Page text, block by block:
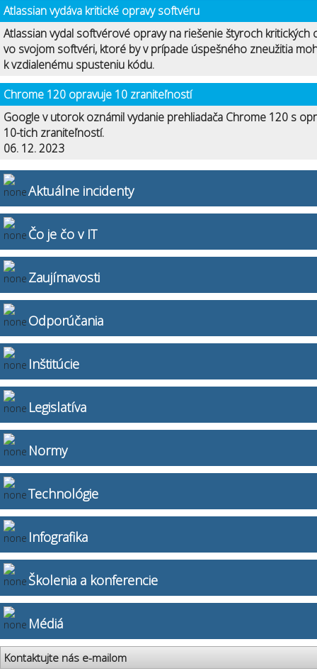
Atlassian vydáva kritické opravy softvéru
Atlassian vydal softvérové opravy na riešenie štyroch kritických
vo svojom softvéri, ktoré by v prípade úspešného zneužitia
k vzdialenému spusteniu kódu.
Chrome 120 opravuje 10 zraniteľností
Google v utorok oznámil vydanie prehliadača Chrome 120 s
10-tich zraniteľností.
06. 12. 2023
Aktuálne incidenty
Čo je čo v IT
Zaujímavosti
Odporúčania
Inštitúcie
Legislatíva
Normy
Technológie
Infografika
Školenia a konferencie
Médiá
Kontaktujte nás e-mailom